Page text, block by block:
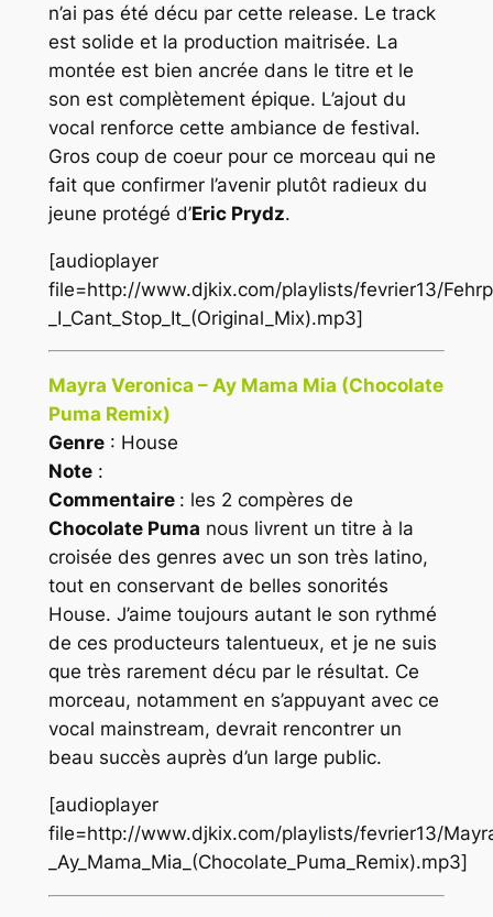
n’ai pas été décu par cette release. Le track
est solide et la production maitrisée. La
montée est bien ancrée dans le titre et le
son est complètement épique. L’ajout du
vocal renforce cette ambiance de festival.
Gros coup de coeur pour ce morceau qui ne
fait que confirmer l’avenir plutôt radieux du
jeune protégé d’Eric Prydz.
[audioplayer
file=http://www.djkix.com/playlists/fevrier13/
_I_Cant_Stop_It_(Original_Mix).mp3]
Mayra Veronica – Ay Mama Mia (Chocolate
Puma Remix)
Genre: House
Note:
Commentaire : les 2 compères de
Chocolate Puma nous livrent un titre à la
croisée des genres avec un son très latino,
tout en conservant de belles sonorités
House. J’aime toujours autant le son rythmé
de ces producteurs talentueux, et je ne suis
que très rarement décu par le résultat. Ce
morceau, notamment en s’appuyant avec ce
vocal mainstream, devrait rencontrer un
beau succès auprès d’un large public.
[audioplayer
file=http://www.djkix.com/playlists/fevrier13/
_Ay_Mama_Mia_(Chocolate_Puma_Remix).mp3]